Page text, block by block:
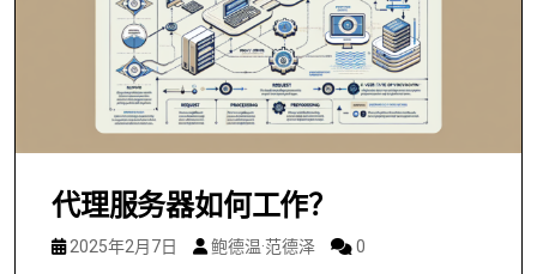
代理服务器如何工作？
2025年2月7日 鲍德温·范德泽 0